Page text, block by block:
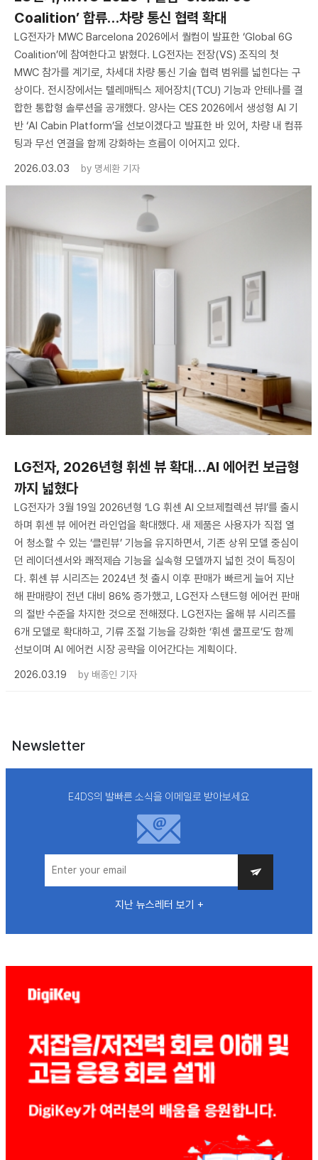
Coalition’ 합류…차량 통신 협력 확대
LG전자가 MWC Barcelona 2026에서 퀄컴이 발표한 ‘Global 6G
Coalition’에 참여한다고 밝혔다. LG전자는 전장(VS) 조직의 첫
MWC 참가를 계기로, 차세대 차량 통신 기술 협력 범위를 넓힌다는 구
상이다. 전시장에서는 텔레매틱스 제어장치(TCU) 기능과 안테나를 결
합한 통합형 솔루션을 공개했다. 양사는 CES 2026에서 생성형 AI 기
반 ‘AI Cabin Platform’을 선보이겠다고 발표한 바 있어, 차량 내 컴퓨
팅과 무선 연결을 함께 강화하는 흐름이 이어지고 있다.
2026.03.03
by 명세환 기자
LG전자, 2026년형 휘센 뷰 확대…AI 에어컨 보급형
까지 넓혔다
LG전자가 3월 19일 2026년형 ‘LG 휘센 AI 오브제컬렉션 뷰I’를 출시
하며 휘센 뷰 에어컨 라인업을 확대했다. 새 제품은 사용자가 직접 열
어 청소할 수 있는 ‘클린뷰’ 기능을 유지하면서, 기존 상위 모델 중심이
던 레이더센서와 쾌적제습 기능을 실속형 모델까지 넓힌 것이 특징이
다. 휘센 뷰 시리즈는 2024년 첫 출시 이후 판매가 빠르게 늘어 지난
해 판매량이 전년 대비 86% 증가했고, LG전자 스탠드형 에어컨 판매
의 절반 수준을 차지한 것으로 전해졌다. LG전자는 올해 뷰 시리즈를
6개 모델로 확대하고, 기류 조절 기능을 강화한 ‘휘센 쿨프로’도 함께
선보이며 AI 에어컨 시장 공략을 이어간다는 계획이다.
2026.03.19
by 배종인 기자
Newsletter
E4DS의 발빠른 소식을 이메일로 받아보세요
지난 뉴스레터 보기 +